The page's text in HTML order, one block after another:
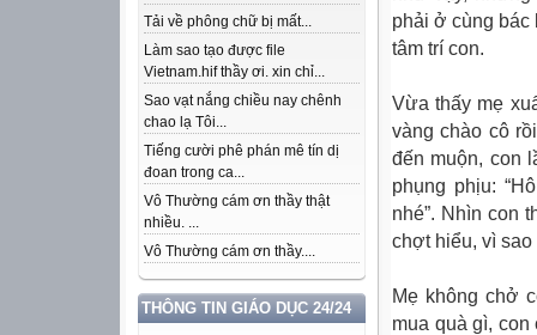
Tải về phông chữ bị mất...
Làm sao tạo được file
Vietnam.hif thầy ơi. xin chỉ...
Sao vạt nắng chiều nay chênh
chao lạ Tôi...
Tiếng cười phê phán mê tín dị
đoan trong ca...
Vô Thường cám ơn thầy thật
nhiều. ...
Vô Thường cám ơn thầy....
THÔNG TIN GIÁO DỤC 24/24
phải ở cùng bác
tâm trí con.
Vừa thấy mẹ
vàng chào cô
đến muộn, con
phụng phịu:
nhé”. Nhìn con
chợt hiểu, vì
Mẹ không chở
mua quà gì,